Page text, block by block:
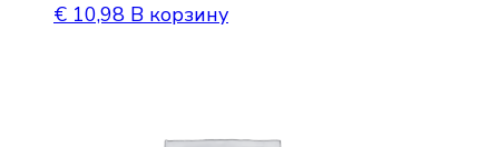
€ 10,98 В корзину